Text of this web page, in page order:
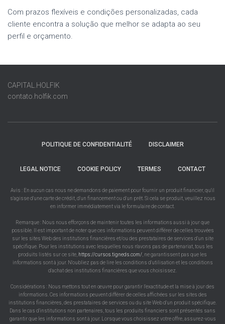
Com prazos flexíveis e condições personalizadas, cada
cliente encontra a solução que melhor se adapta ao seu
perfil e orçamento.
CAPITAL.HOLFIK
contato.holfik.com
POLITIQUE DE CONFIDENTIALITÉ DISCLAIMER
LEGAL NOTICE COOKIE POLICY TERMES CONTACT
Avis : En aucun cas nous ne demandons de paiement pour fournir un produit financier, qu'il
s'agisse d'une carte de crédit, d'un financement ou d'un prêt. Si cela se produit, veuillez nous
en informer immédiatement via le formulaire de contact.
Remarque : Nous nous efforçons de maintenir toutes les informations aussi à jour que
possible. Il est important de noter que ces informations peuvent différer de celles trouvées
sur les sites Web des institutions financières et/ou des prestataires de services d'un site
spécifique. Pour les institutions avec lesquelles nous n'avons pas de partenariat, tous les
produits listés sur ce site, https://cursos.tigneds.com/ , ne garantissent pas que les
informations sont à jour. N'oubliez pas de lire les conditions d'utilisation et les conditions
d'achat des institutions financières que vous choisissez.
Considérations : Nous mettons tout en œuvre pour garantir l'exactitude et la mise à jour des
informations. Ces informations peuvent différer de celles affichées sur les sites des
institutions financières, des prestataires de services ou du site Web d'un produit spécifique.
Dans le cas d'institutions non partenaires, tous les produits financiers sont présentés sans
garantir que les informations sont à jour. Lorsque vous choisissez votre offre, assurez-vous